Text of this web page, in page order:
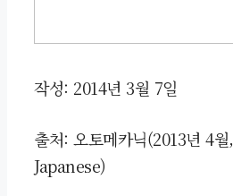
작성: 2014년 3월 7일
출처: 오토메카닉(2013년 4월,
Japanese)